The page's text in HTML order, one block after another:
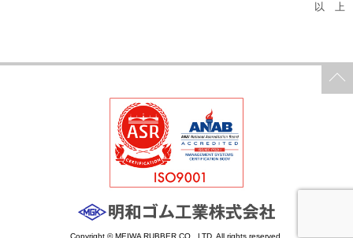
以 上
Copyright © MEIWA RUBBER CO., LTD. All rights reserved.